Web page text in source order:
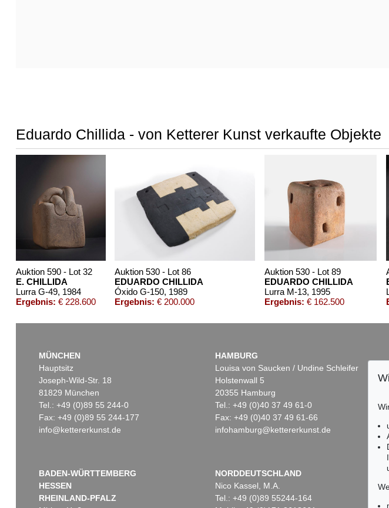
Eduardo Chillida - von Ketterer Kunst verkaufte Objekte
Auktion 590 - Lot 32
E. CHILLIDA
Lurra G-49, 1984
Ergebnis: € 228.600
Auktion 530 - Lot 86
EDUARDO CHILLIDA
Óxido G-150, 1989
Ergebnis: € 200.000
Auktion 530 - Lot 89
EDUARDO CHILLIDA
Lurra M-13, 1995
Ergebnis: € 162.500
Auktion 601 - Lot 111
Auktion 451 - Lot 881
Auktion 407 - Lot 246
MÜNCHEN
Hauptsitz
Joseph-Wild-Str. 18
81829 München
Tel.: +49 (0)89 55 244-0
Fax: +49 (0)89 55 244-177
info@kettererkunst.de
HAMBURG
Louisa von Saucken / Undine Schleifer
Holstenwall 5
20355 Hamburg
Tel.: +49 (0)40 37 49 61-0
Fax: +49 (0)40 37 49 61-66
infohamburg@kettererkunst.de
BADEN-WÜRTTEMBERG
HESSEN
RHEINLAND-PFALZ
NORDDEUTSCHLAND
Nico Kassel, M.A.
Tel.: +49 (0)89 55244-164